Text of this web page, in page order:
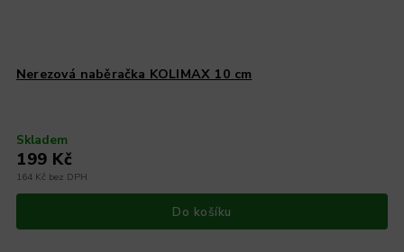
Nerezová naběračka KOLIMAX 10 cm
Skladem
164 Kč bez DPH
199 Kč
Do košíku